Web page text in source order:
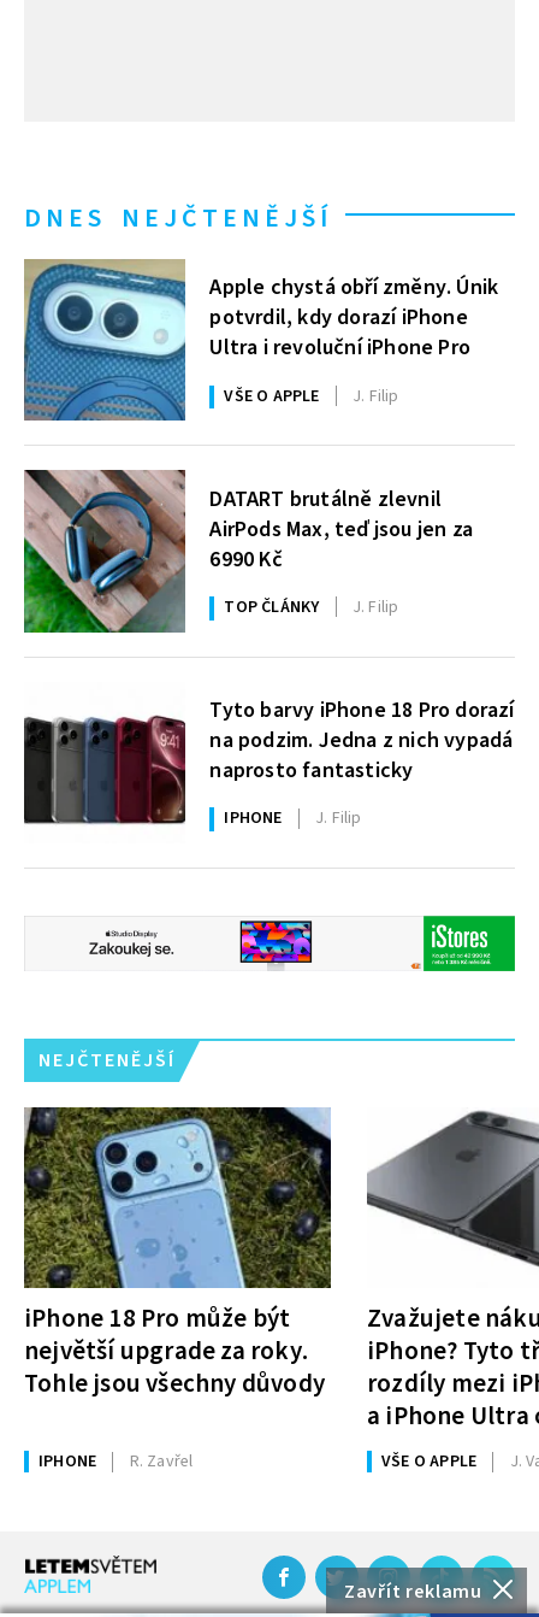
Zavřít reklamu
DNES NEJČTENĚJŠÍ
Apple chystá obří změny. Únik
potvrdil, kdy dorazí iPhone
Ultra i revoluční iPhone Pro
VŠE O APPLE J. Filip
DATART brutálně zlevnil
AirPods Max, teď jsou jen za
6990 Kč
TOP ČLÁNKY J. Filip
Tyto barvy iPhone 18 Pro dorazí
na podzim. Jedna z nich vypadá
naprosto fantasticky
IPHONE J. Filip
NEJČTENĚJŠÍ
iPhone 18 Pro může být
největší upgrade za roky.
Tohle jsou všechny důvody
IPHONE R. Zavřel
Zvažujete
iPhone? Tyto
rozdíly mezi
a iPhone Ultra
rozhodnutí
VŠE O APPLE J.